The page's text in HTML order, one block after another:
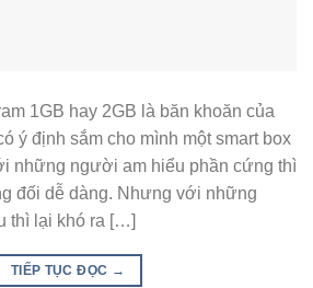
1GB hay 2GB là băn khoăn của
ý định sắm cho mình một smart box
những người am hiểu phần cứng thì
đối dễ dàng. Nhưng với những
thì lại khó ra […]
TIẾP TỤC ĐỌC →